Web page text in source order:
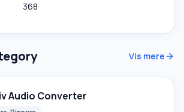
368
Vis mere
Audio Converter